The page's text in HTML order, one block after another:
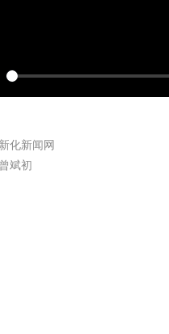
化新闻网
斌初